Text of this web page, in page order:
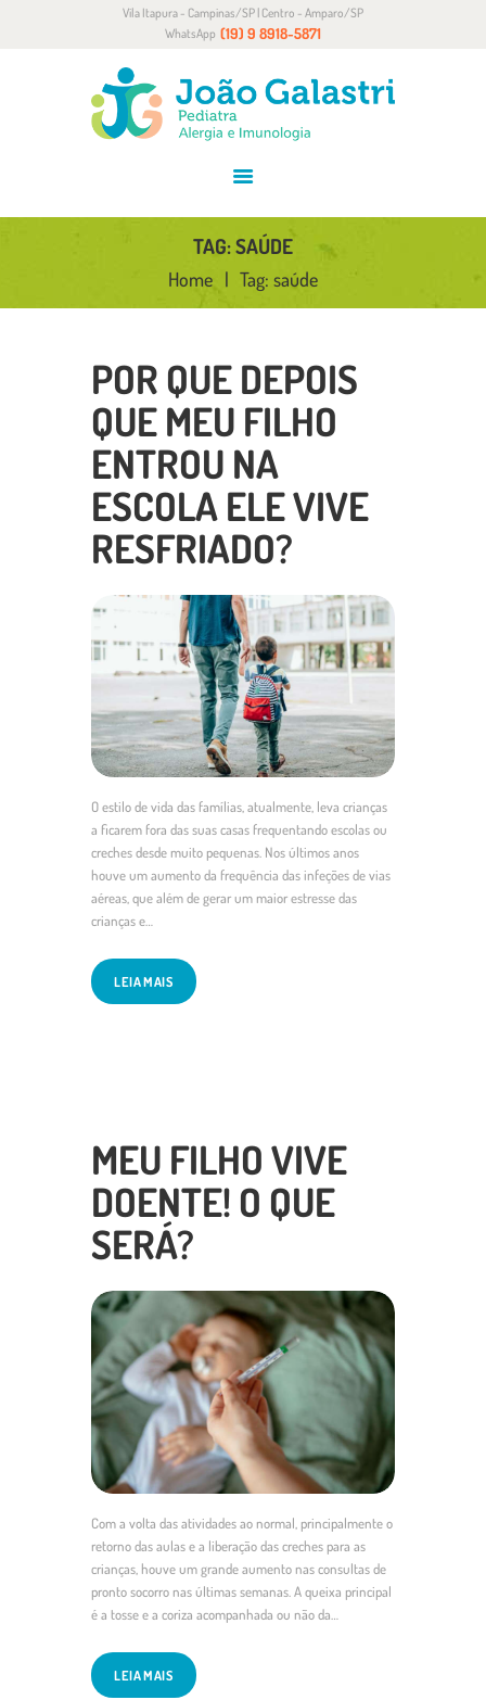
Vila Itapura - Campinas/SP | Centro - Amparo/SP
WhatsApp (19) 9 8918-5871
TAG: SAÚDE
Home Tag: saúde
ALERGIA E IMUNOLOGIA
CONVÊNIOS
CONTATO
POR QUE DEPOIS
QUE MEU FILHO
ENTROU NA
ESCOLA ELE VIVE
RESFRIADO?
O estilo de vida das famílias, atualmente, leva crianças
a ficarem fora das suas casas frequentando escolas ou
creches desde muito pequenas. Nos últimos anos
houve um aumento da frequência das infeções de vias
aéreas, que além de gerar um maior estresse das
crianças e…
LEIA MAIS
MEU FILHO VIVE
DOENTE! O QUE
SERÁ?
Com a volta das atividades ao normal, principalmente o
retorno das aulas e a liberação das creches para as
crianças, houve um grande aumento nas consultas de
pronto socorro nas últimas semanas. A queixa principal
é a tosse e a coriza acompanhada ou não da…
LEIA MAIS